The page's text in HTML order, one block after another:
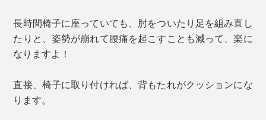
長時間椅子に座っていても、肘をついたり足を組み直し
たりと、姿勢が崩れて腰痛を起こすことも減って、楽に
なりますよ！
直接、椅子に取り付ければ、背もたれがクッションにな
ります。